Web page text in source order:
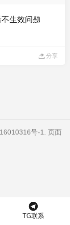
生效问题
分享
号-1
. 页面
TG联系